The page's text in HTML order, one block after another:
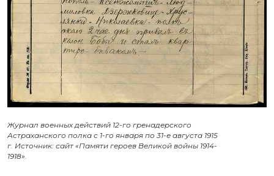
Журнал военных действий 12-го гренадерского
Астраханского полка с 1-го января по 31-е августа 1915
г. Источник: сайт «Памяти героев Великой войны 1914-
1918».